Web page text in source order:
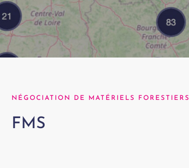
NÉGOCIATION DE MATÉRIELS FORESTIERS
FMS